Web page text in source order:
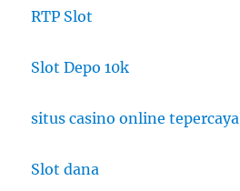
RTP Slot
Slot Depo 10k
situs casino online tepercaya
Slot dana